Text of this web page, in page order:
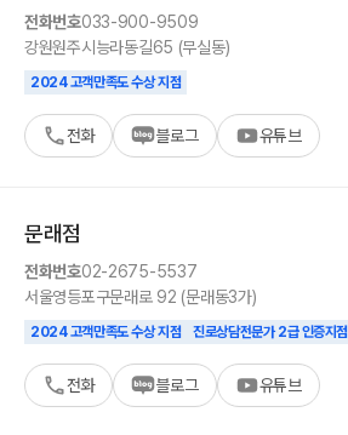
전화번호033-900-9509
강원원주시 능라동길65 (무실동)
2024 고객만족도 수상 지점
전화 블로그 유튜브
문래점
전화번호02-2675-5537
서울영등포구문래로 92 (문래동3가)
2024 고객만족도 수상 지점 진로상담전문가 2급 인증지점
전화 블로그 유튜브